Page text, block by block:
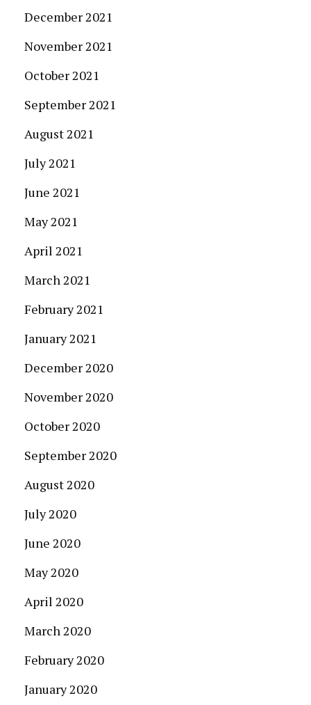
December 2021
November 2021
October 2021
September 2021
August 2021
July 2021
June 2021
May 2021
April 2021
March 2021
February 2021
January 2021
December 2020
November 2020
October 2020
September 2020
August 2020
July 2020
June 2020
May 2020
April 2020
March 2020
February 2020
January 2020